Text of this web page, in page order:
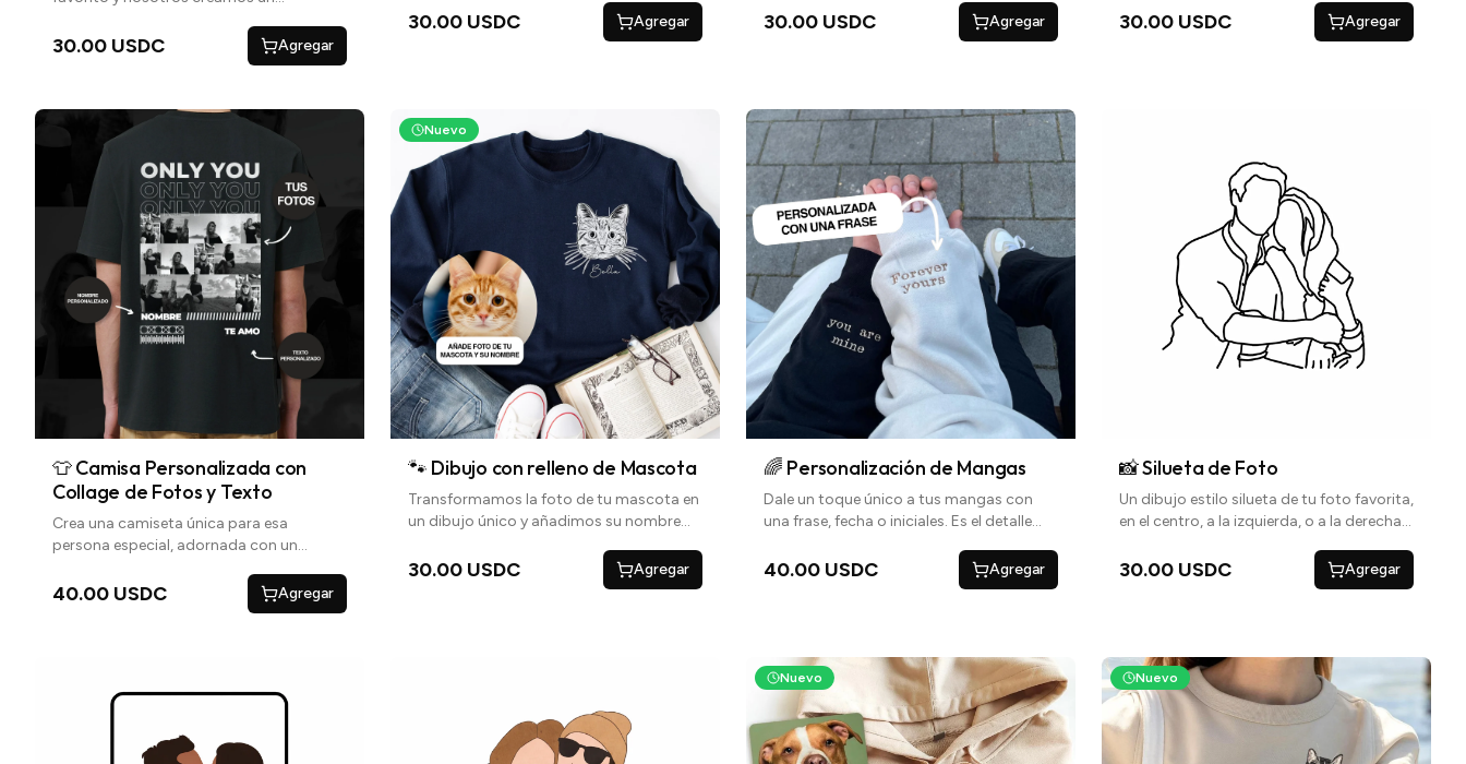
"CUSTOM" pondremos el nombre del
30.00 USDC Agregar
a la izquierda, o a la derecha del suéter.
30.00 USDC Agregar
canción favorita a cualquier lugar.
30.00 USDC Agregar
o una frase especial
30.00 USDC Agregar
👕 Camisa Personalizada con
Collage de Fotos y Texto
Crea una camiseta única para esa
persona especial, adornada con un
personalizados. Perfecta para regalos
románticos, nuestra camiseta es un lienzo
40.00 USDC Agregar
Nuevo
🐾 Dibujo con relleno de Mascota
Transformamos la foto de tu mascota en
un dibujo único y añadimos su nombre
30.00 USDC Agregar
🌈 Personalización de Mangas
Dale un toque único a tus mangas con
una frase, fecha o iniciales. Es el detalle
verdaderamente tuya
40.00 USDC Agregar
📸 Silueta de Foto
Un dibujo estilo silueta de tu foto favorita,
en el centro, a la izquierda, o a la derecha
iniciales con corazón, una frase especial o
30.00 USDC Agregar
Nuevo Nuevo